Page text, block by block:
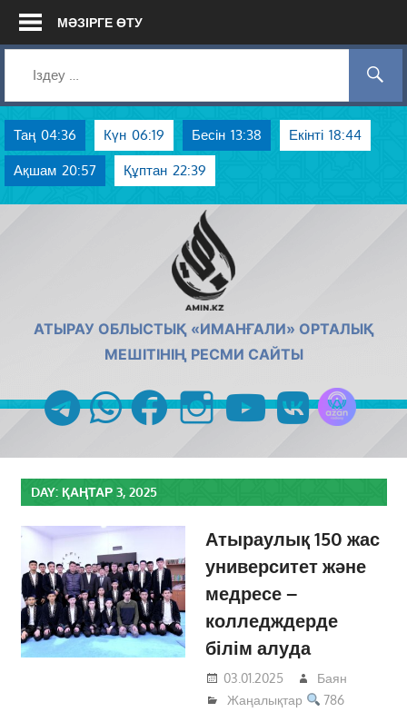
Skip
МӘЗІРГЕ ӨТУ
Таң 04:36 Күн 06:19 Бесін 13:38 Екінті 18:44
Ақшам 20:57 Құптан 22:39
АТЫРАУ ОБЛЫСТЫҚ «ИМАНҒАЛИ» ОРТАЛЫҚ
МЕШІТІНІҢ РЕСМИ САЙТЫ
telegramwhatsappfacebookinstagramyoutubevk
DAY: ҚАҢТАР 3, 2025
Атыраулық 150 жас
университет және
медресе –
колледждерде
білім алуда
03.01.2025
Баян
Жаңалықтар
786